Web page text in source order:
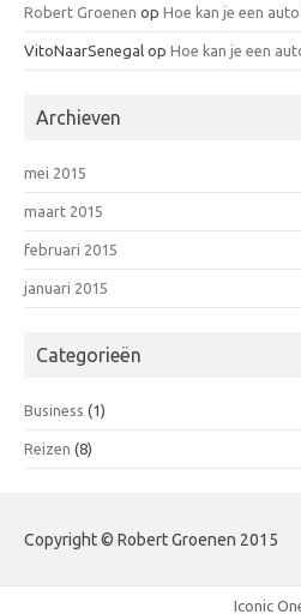
Robert Groenen op Hoe kan je een
VitoNaarSenegal op Hoe kan je een
Archieven
mei 2015
maart 2015
februari 2015
januari 2015
Categorieën
Business (1)
Reizen (8)
Copyright © Robert Groenen 2015
Iconic